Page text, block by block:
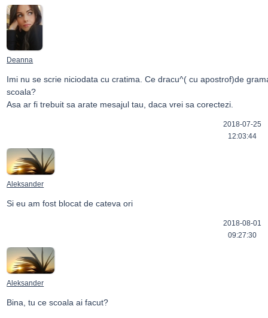
Deanna
Imi nu se scrie niciodata cu cratima. Ce dracu^( cu apostrof)de
scoala?
Asa ar fi trebuit sa arate mesajul tau, daca vrei sa corectezi.
2018-07-25
12:03:44
Aleksander
Si eu am fost blocat de cateva ori
2018-08-01
09:27:30
Aleksander
Bina, tu ce scoala ai facut?